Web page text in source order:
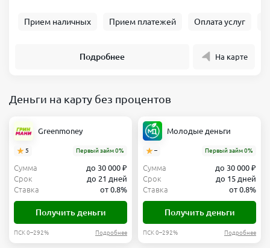
Прием наличных Прием платежей Оплата услуг
Подробнее На карте
Деньги на карту без процентов
Greenmoney
5 Первый займ 0%
Сумма
до 30 000 ₽
Срок
до 21 дней
Ставка
от 0.8%
Получить деньги
ПСК 0–292% Подробнее
Молодые деньги
– Первый займ 0%
Сумма
до 30 000 ₽
Срок
до 15 дней
Ставка
от 0.8%
Получить деньги
ПСК 0–292% Подробнее